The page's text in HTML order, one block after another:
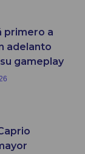
primero a
adelanto
gameplay